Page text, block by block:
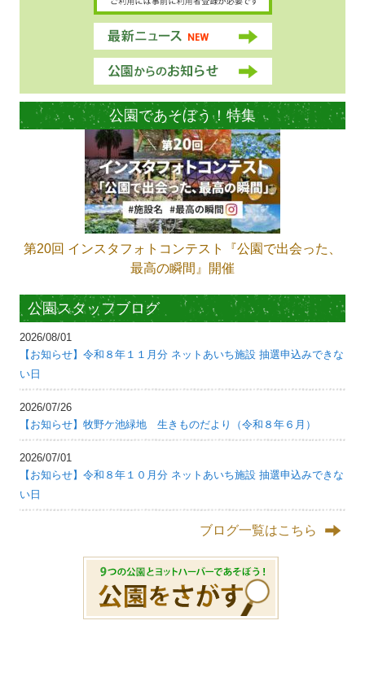
公園であそぼう！特集
第20回 インスタフォトコンテスト『公園で出会った、
最高の瞬間』開催
公園スタッフブログ
2026/08/01
【お知らせ】令和８年１１月分 ネットあいち施設 抽選申込みできな
い日
2026/07/26
【お知らせ】牧野ケ池緑地 生きものだより（令和８年６月）
2026/07/01
【お知らせ】令和８年１０月分 ネットあいち施設 抽選申込みできな
い日
ブログ一覧はこちら